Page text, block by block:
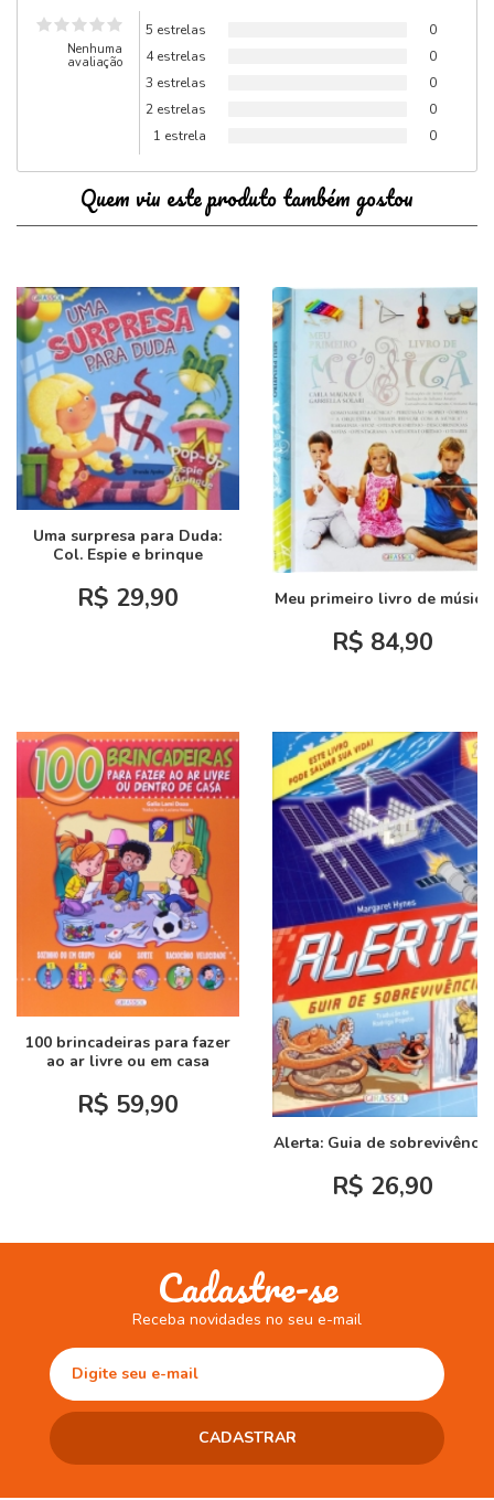
Nenhuma
avaliação
5 estrelas
0
4 estrelas
0
3 estrelas
0
2 estrelas
0
1 estrela
0
Quem viu este produto também gostou
Uma surpresa para Duda:
Col. Espie e brinque
R$ 29,90 Meu primeiro livro de música
R$ 84,90
100 brincadeiras para fazer
ao ar livre ou em casa
R$ 59,90
Alerta: Guia de sobrevivência
R$ 26,90
Cadastre-se
Receba novidades no seu e-mail